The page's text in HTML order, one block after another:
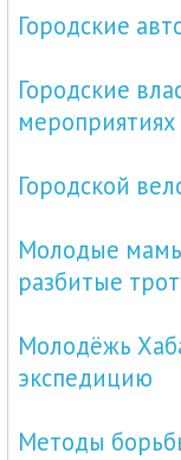
Городские
Городские
Городской
Молодые
разбитые
Молодёжь
экспедицию
Методы